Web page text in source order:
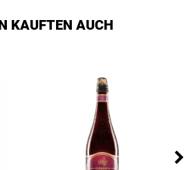
KAUFTEN AUCH